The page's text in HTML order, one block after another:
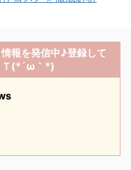
報を発信中♪登録して
Ｔ(*´ω｀*)